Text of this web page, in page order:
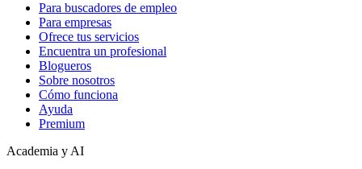
Para buscadores de empleo
Para empresas
Ofrece tus servicios
Encuentra un profesional
Blogueros
Sobre nosotros
Cómo funciona
Ayuda
Premium
Academia y AI